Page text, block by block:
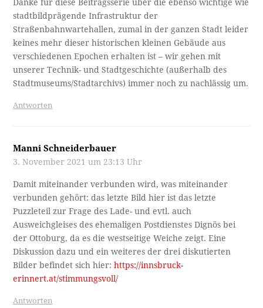
Danke für diese Beitragsserie über die ebenso wichtige wie
stadtbildprägende Infrastruktur der
Straßenbahnwartehallen, zumal in der ganzen Stadt leider
keines mehr dieser historischen kleinen Gebäude aus
verschiedenen Epochen erhalten ist – wir gehen mit
unserer Technik- und Stadtgeschichte (außerhalb des
Stadtmuseums/Stadtarchivs) immer noch zu nachlässig um.
Antworten
Manni Schneiderbauer
3. November 2021 um 23:13 Uhr
Damit miteinander verbunden wird, was miteinander
verbunden gehört: das letzte Bild hier ist das letzte
Puzzleteil zur Frage des Lade- und evtl. auch
Ausweichgleises des ehemaligen Postdienstes Dignös bei
der Ottoburg, da es die westseitige Weiche zeigt. Eine
Diskussion dazu und ein weiteres der drei diskutierten
Bilder befindet sich hier:https://innsbruck-
erinnert.at/stimmungsvoll/
Antworten